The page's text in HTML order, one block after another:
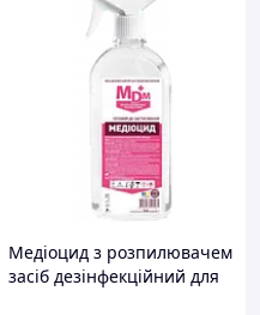
Медіоцид з розпилювачем
засіб дезінфекційний для